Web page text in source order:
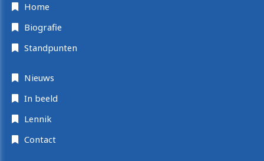
Home
Biografie
Standpunten
Nieuws
In beeld
Lennik
Contact